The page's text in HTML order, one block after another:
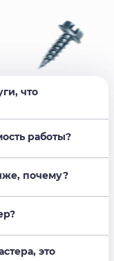
что
работы?
почему?
это